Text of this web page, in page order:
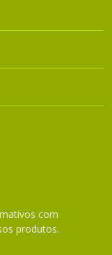
com
produtos.